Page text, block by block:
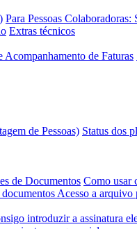
Para Pessoas Colaboradoras:
Extras técnicos
Acompanhamento de Faturas
de Pessoas) Status dos
de Documentos Como usar
Acesso a arquivo
introduzir a assinatura